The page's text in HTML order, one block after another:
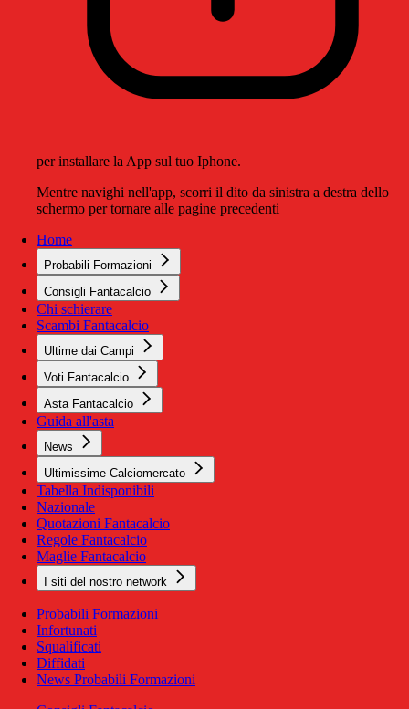
per installare la App sul tuo Iphone.
Mentre navighi nell'app, scorri il dito da sinistra a destra dello
schermo per tornare alle pagine precedenti
Home
Probabili Formazioni
Consigli Fantacalcio
Chi schierare
Scambi Fantacalcio
Ultime dai Campi
Voti Fantacalcio
Asta Fantacalcio
Guida all'asta
News
Ultimissime Calciomercato
Tabella Indisponibili
Nazionale
Quotazioni Fantacalcio
Regole Fantacalcio
Maglie Fantacalcio
I siti del nostro network
Probabili Formazioni
Infortunati
Squalificati
Diffidati
News Probabili Formazioni